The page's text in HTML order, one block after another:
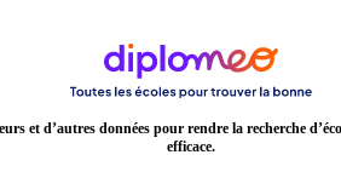
alternance
et d’autres données pour rendre la recherche
efficace.